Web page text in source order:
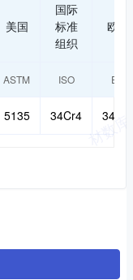
美国
国际
标准
组织
欧标
ASTM ISO EN
5135 34Cr4 34Cr4